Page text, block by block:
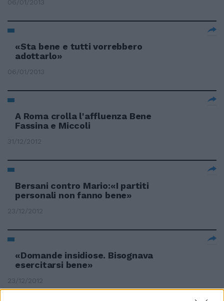
06/01/2013
«Sta bene e tutti vorrebbero
adottarlo»
06/01/2013
A Roma crolla l'affluenza Bene
Fassina e Miccoli
31/12/2012
Bersani contro Mario:«I partiti
personali non fanno bene»
23/12/2012
«Domande insidiose. Bisognava
esercitarsi bene»
23/12/2012